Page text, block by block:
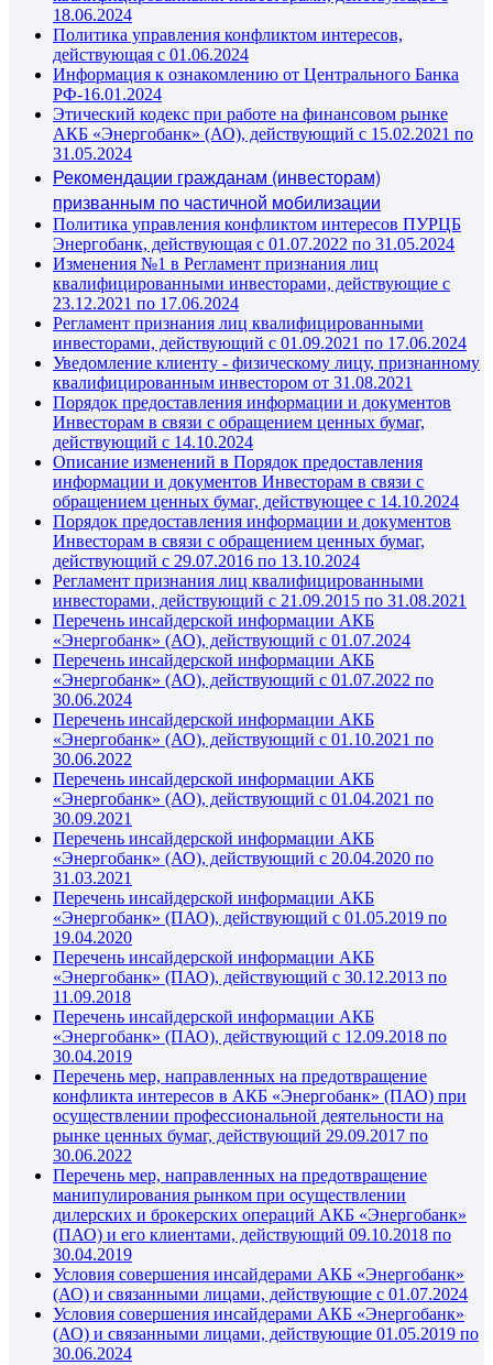
18.06.2024
Политика управления конфликтом интересов,
действующая с 01.06.2024
Информация к ознакомлению от Центрального Банка
РФ-16.01.2024
Этический кодекс при работе на финансовом рынке
АКБ «Энергобанк» (АО), действующий с 15.02.2021 по
31.05.2024
Рекомендации гражданам (инвесторам)
призванным по частичной мобилизации
Политика управления конфликтом интересов ПУРЦБ
Энергобанк, действующая с 01.07.2022 по 31.05.2024
Изменения №1 в Регламент признания лиц
квалифицированными инвесторами, действующие с
23.12.2021 по 17.06.2024
Регламент признания лиц квалифицированными
инвесторами, действующий с 01.09.2021 по 17.06.2024
Уведомление клиенту - физическому лицу, признанному
квалифицированным инвестором от 31.08.2021
Порядок предоставления информации и документов
Инвесторам в связи с обращением ценных бумаг,
действующий с 14.10.2024
Описание изменений в Порядок предоставления
информации и документов Инвесторам в связи с
обращением ценных бумаг, действующее с 14.10.2024
Порядок предоставления информации и документов
Инвесторам в связи с обращением ценных бумаг,
действующий с 29.07.2016 по 13.10.2024
Регламент признания лиц квалифицированными
инвесторами, действующий с 21.09.2015 по 31.08.2021
Перечень инсайдерской информации АКБ
«Энергобанк» (АО), действующий с 01.07.2024
Перечень инсайдерской информации АКБ
«Энергобанк» (АО), действующий с 01.07.2022 по
30.06.2024
Перечень инсайдерской информации АКБ
«Энергобанк» (АО), действующий с 01.10.2021 по
30.06.2022
Перечень инсайдерской информации АКБ
«Энергобанк» (АО), действующий с 01.04.2021 по
30.09.2021
Перечень инсайдерской информации АКБ
«Энергобанк» (АО), действующий с 20.04.2020 по
31.03.2021
Перечень инсайдерской информации АКБ
«Энергобанк» (ПАО), действующий с 01.05.2019 по
19.04.2020
Перечень инсайдерской информации АКБ
«Энергобанк» (ПАО), действующий с 30.12.2013 по
11.09.2018
Перечень инсайдерской информации АКБ
«Энергобанк» (ПАО), действующий с 12.09.2018 по
30.04.2019
Перечень мер, направленных на предотвращение
конфликта интересов в АКБ «Энергобанк» (ПАО) при
осуществлении профессиональной деятельности на
рынке ценных бумаг, действующий 29.09.2017 по
30.06.2022
Перечень мер, направленных на предотвращение
манипулирования рынком при осуществлении
дилерских и брокерских операций АКБ «Энергобанк»
(ПАО) и его клиентами, действующий 09.10.2018 по
30.04.2019
Условия совершения инсайдерами АКБ «Энергобанк»
(АО) и связанными лицами, действующие с 01.07.2024
Условия совершения инсайдерами АКБ «Энергобанк»
(АО) и связанными лицами, действующие 01.05.2019 по
30.06.2024